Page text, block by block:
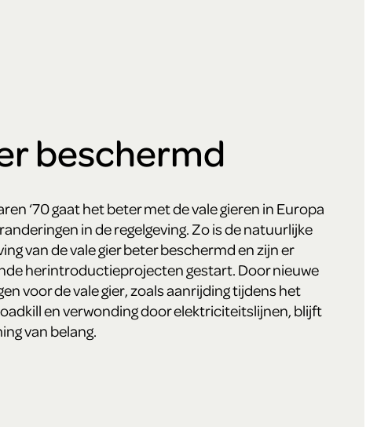
beschermd
‘70 gaat het beter met de vale gieren in Europa
in de regelgeving. Zo is de natuurlijke
van de vale gier beter beschermd en zijn er
herintroductieprojecten gestart. Door nieuwe
voor de vale gier, zoals aanrijding tijdens het
en verwonding door elektriciteitslijnen, blijft
van belang.